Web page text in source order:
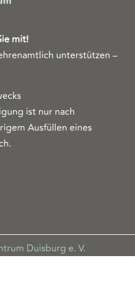
mit!
unterstützen –
ist nur nach
Ausfüllen eines
Duisburg e. V.